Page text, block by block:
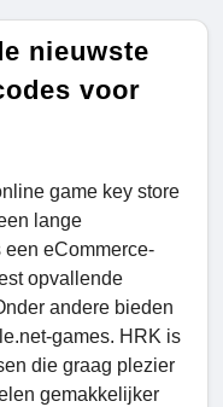
nieuwste
voor
game key store
lange
eCommerce-
opvallende
andere bieden
games. HRK is
die graag plezier
gemakkelijker